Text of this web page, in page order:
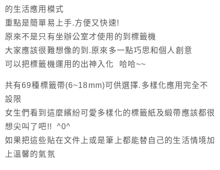
的生活應用模式
重點是簡單易上手.方便又快速!
原來不是只有坐辦公室才使用的到標籤機
大家應該很難想像的到.原來多一點巧思和個人創意
可以把標籤機運用的出神入化 哈哈~~
共有69種標籤帶(6~18mm)可供選擇.多樣化應用完全不
設限
女生們看到這麼繽紛可愛多樣化的標籤紙及緞帶應該都很
想尖叫了吧!! ^0^
如果把這些貼在文件上或是筆上都能替自己的生活情境加
上溫馨的氣氛